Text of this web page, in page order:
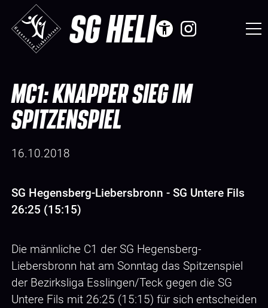
SG HELI
MC1: KNAPPER SIEG IM
SPITZENSPIEL
16.10.2018
SG Hegensberg-Liebersbronn - SG Untere Fils
26:25 (15:15)
Die männliche C1 der SG Hegensberg-
Liebersbronn hat am Sonntag das Spitzenspiel
der Bezirksliga Esslingen/Teck gegen die SG
Untere Fils mit 26:25 (15:15) für sich entscheiden